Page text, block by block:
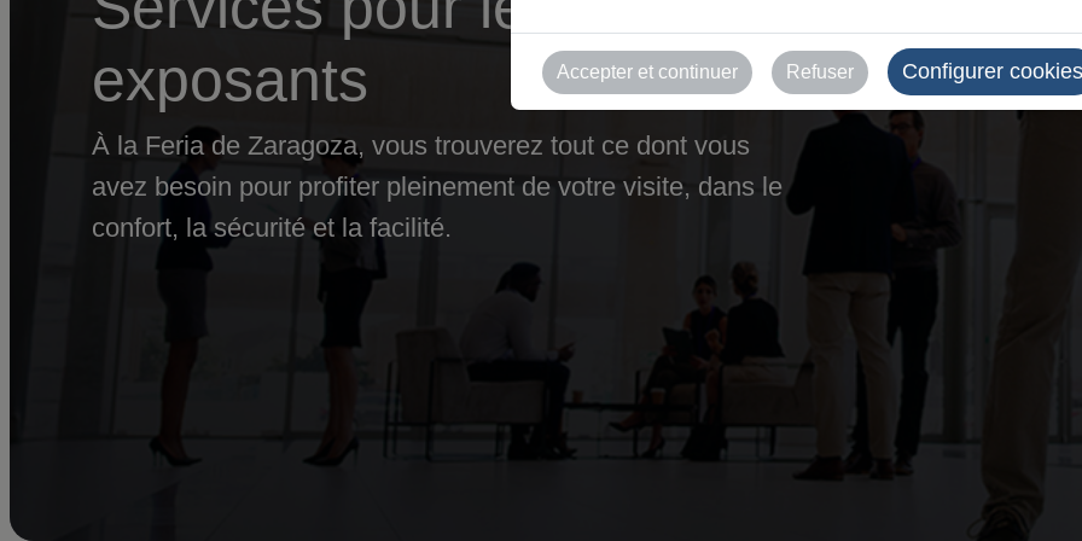
exposants
À la Feria de Zaragoza, vous trouverez tout ce dont vous
avez besoin pour profiter pleinement de votre visite, dans le
confort, la sécurité et la facilité.
Accepter et continuer Refuser Configurer cookies